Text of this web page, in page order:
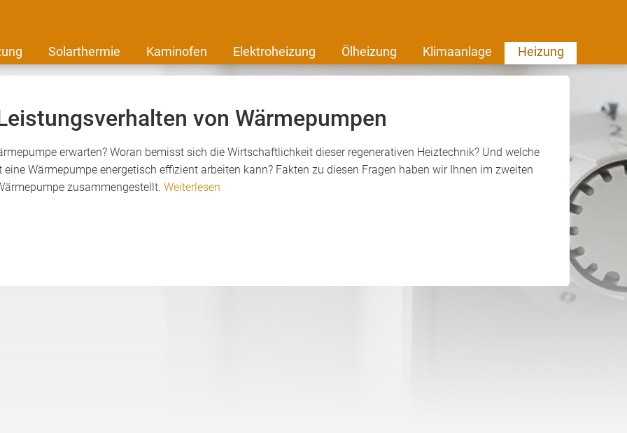
Solarthermie Kaminofen Elektroheizung Ölheizung Klimaanlage Heizung
von Wärmepumpen
erwarten? Woran bemisst sich die Wirtschaftlichkeit dieser regenerativen Heiztechnik? Und welche
Wärmepumpe energetisch effizient arbeiten kann? Fakten zu diesen Fragen haben wir Ihnen im zweiten
zusammengestellt. Weiterlesen